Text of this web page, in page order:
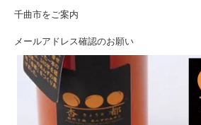
千曲市をご案内
メールアドレス確認のお願い